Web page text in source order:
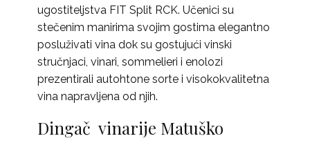
ugostiteljstva FIT Split RCK. Učenici su
stečenim manirima svojim gostima elegantno
posluživati vina dok su gostujući vinski
stručnjaci, vinari, sommelieri i enolozi
prezentirali autohtone sorte i visokokvalitetna
vina napravljena od njih.
Dingač vinarije Matuško